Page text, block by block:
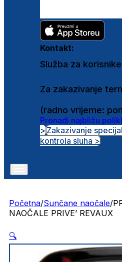
Kontakt:
Služba za
Za zakazivanje
(radno vrijeme:
Pronađi najbližu
>Zakazivanje
kontrola sluha >
Početna/Sunčane naočale/
NAOČALE PRIVE’ REVAUX
🔍